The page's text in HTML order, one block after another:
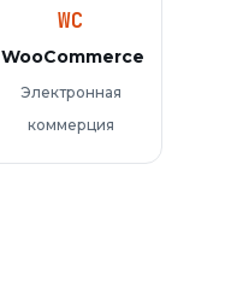
WC
WooCommerce
Электронная
коммерция